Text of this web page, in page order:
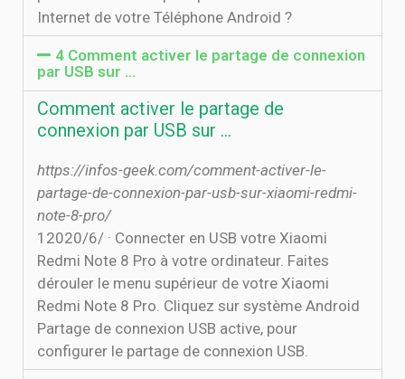
Internet de votre Téléphone Android ?
4 Comment activer le partage de connexion
par USB sur …
Comment activer le partage de
connexion par USB sur …
https://infos-geek.com/comment-activer-le-
partage-de-connexion-par-usb-sur-xiaomi-redmi-
note-8-pro/
1‏‏/6‏‏/2020 · Connecter en USB votre Xiaomi
Redmi Note 8 Pro à votre ordinateur. Faites
dérouler le menu supérieur de votre Xiaomi
Redmi Note 8 Pro. Cliquez sur système Android
Partage de connexion USB active, pour
configurer le partage de connexion USB.